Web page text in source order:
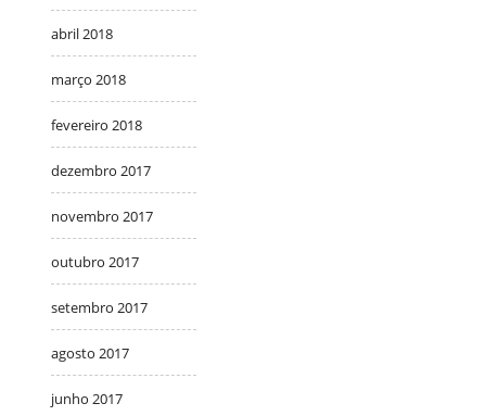
abril 2018
março 2018
fevereiro 2018
dezembro 2017
novembro 2017
outubro 2017
setembro 2017
agosto 2017
junho 2017